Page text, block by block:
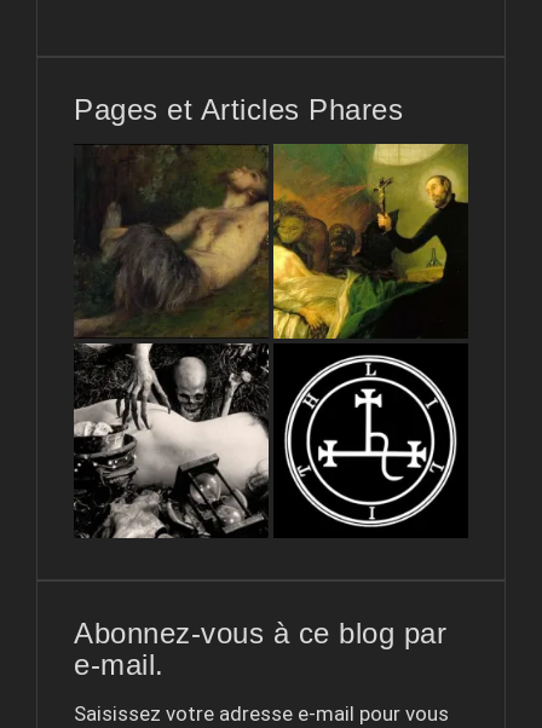
Pages et Articles Phares
Abonnez-vous à ce blog par
e-mail.
Saisissez votre adresse e-mail pour vous